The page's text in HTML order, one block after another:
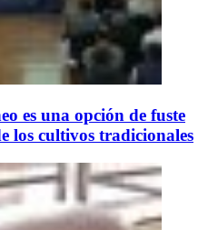
es una opción de fuste
los cultivos tradicionales